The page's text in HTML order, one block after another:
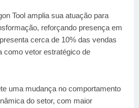
Tool amplia sua atuação para
reforçando presença em
cerca de 10% das vendas
como vetor estratégico de
uma mudança no comportamento
do setor, com maior